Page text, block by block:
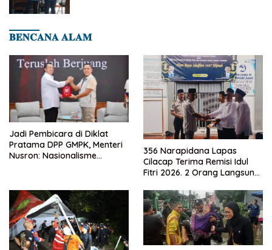
𝐁𝐄𝐍𝐂𝐀𝐍𝐀 𝐀𝐋𝐀𝐌
Jadi Pembicara di Diklat
Pratama DPP GMPK, Menteri
Nusron: Nasionalisme
356 Narapidana Lapas
Cilacap Terima Remisi Idul
Fitri 2026. 2 Orang Langsung